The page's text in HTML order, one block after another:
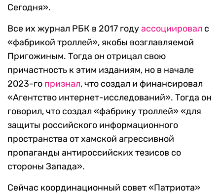
Сегодня».
Все их журнал РБК в 2017 годуассоциировал с
«фабрикой троллей», якобы возглавляемой
Пригожиным. Тогда он отрицал свою
причастность к этим изданиям, но в начале
2023-го признал, что создал и финансировал
«Агентство интернет-исследований». Тогда он
говорил, что создал «фабрику троллей» «для
защиты российского информационного
пространства от хамской агрессивной
пропаганды антироссийских тезисов со
стороны Запада».
Сейчас координационный совет «Патриота»